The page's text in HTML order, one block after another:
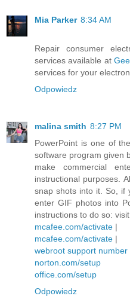
Mia Parker 8:34 AM
Repair consumer
services available at
services for your
Odpowiedz
malina smith 8:27 PM
PowerPoint is one of
software program given
make commercial
instructional purposes.
snap shots into it. So, if
enter GIF photos into
instructions to do so:
mcafee.com/activate |
mcafee.com/activate |
webroot support number
norton.com/setup
office.com/setup
Odpowiedz